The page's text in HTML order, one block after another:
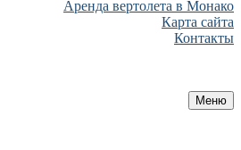
Аренда вертолета в Монако
Карта сайта
Контакты
Меню